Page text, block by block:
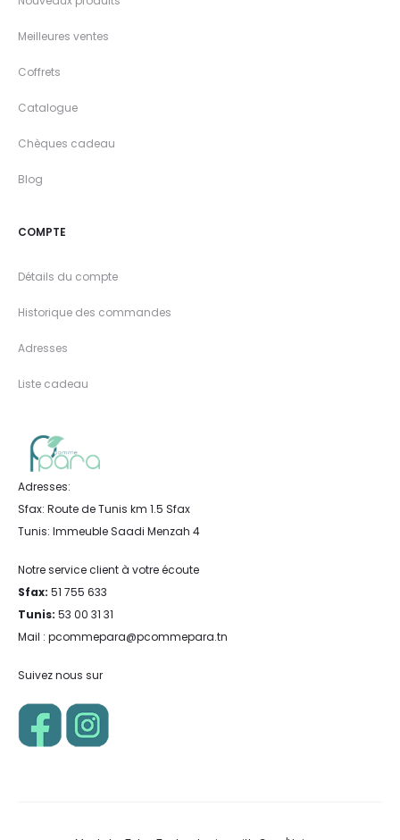
Meilleures ventes
Coffrets
Catalogue
Chèques cadeau
Blog
COMPTE
Détails du compte
Historique des commandes
Adresses
Liste cadeau
Adresses:
Sfax: Route de Tunis km 1.5 Sfax
Tunis: Immeuble Saadi Menzah 4
Notre service client à votre écoute
Sfax: 51 755 633
Tunis: 53 00 31 31
Mail : pcommepara@pcommepara.tn
Suivez nous sur